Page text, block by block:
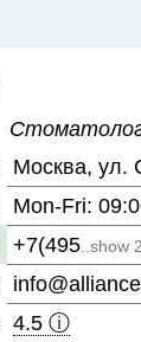
Москва, ул.
Mon-Fri:
+7(495..show
4.5 ⓘ